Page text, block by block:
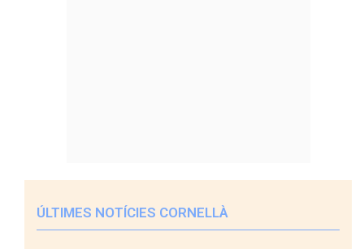
ÚLTIMES NOTÍCIES CORNELLÀ